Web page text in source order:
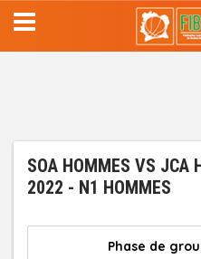
Aller
au
contenu
SOA HOMMES VS JCA
2022 - N1 HOMMES
Phase de